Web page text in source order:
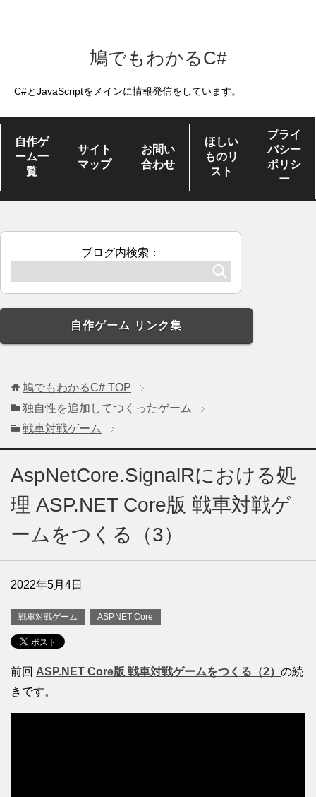
鳩でもわかるC#
C#とJavaScriptをメインに情報発信をしています。
自作ゲ
ーム一
覧
サイト
マップ
お問い
合わせ
ほしい
ものリ
スト
プライ
バシー
ポリシ
ー
ブログ内検索：
自作ゲーム リンク集
鳩でもわかるC# TOP
独自性を追加してつくったゲーム
戦車対戦ゲーム
AspNetCore.SignalRにおける処
理 ASP.NET Core版 戦車対戦ゲ
ームをつくる（3）
2022年5月4日
戦車対戦ゲーム ASP.NET Core
前回 ASP.NET Core版 戦車対戦ゲームをつくる（2） の続
きです。